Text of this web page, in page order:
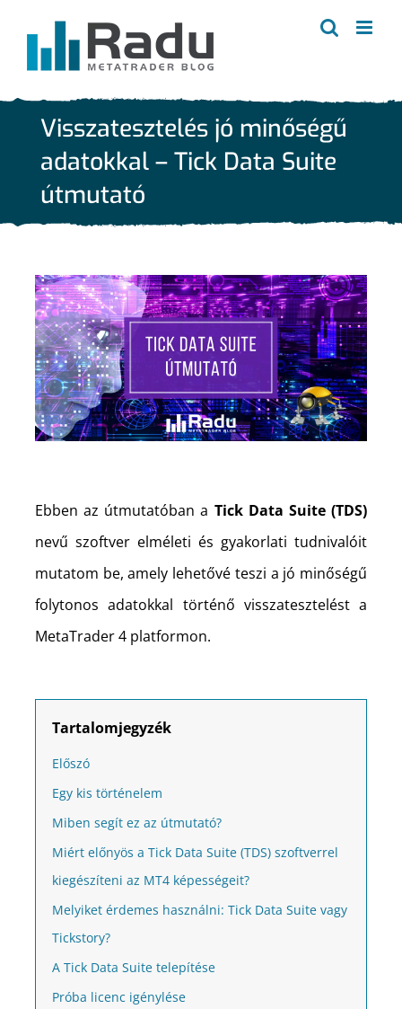
Visszatesztelés jó minőségű
adatokkal – Tick Data Suite
útmutató
Ebben az útmutatóban a Tick Data Suite (TDS)
nevű szoftver elméleti és gyakorlati tudnivalóit
mutatom be, amely lehetővé teszi a jó minőségű
folytonos adatokkal történő visszatesztelést a
MetaTrader 4 platformon.
Tartalomjegyzék
Előszó
Egy kis történelem
Miben segít ez az útmutató?
Miért előnyös a Tick Data Suite (TDS) szoftverrel
kiegészíteni az MT4 képességeit?
Melyiket érdemes használni: Tick Data Suite vagy
Tickstory?
A Tick Data Suite telepítése
Próba licenc igénylése